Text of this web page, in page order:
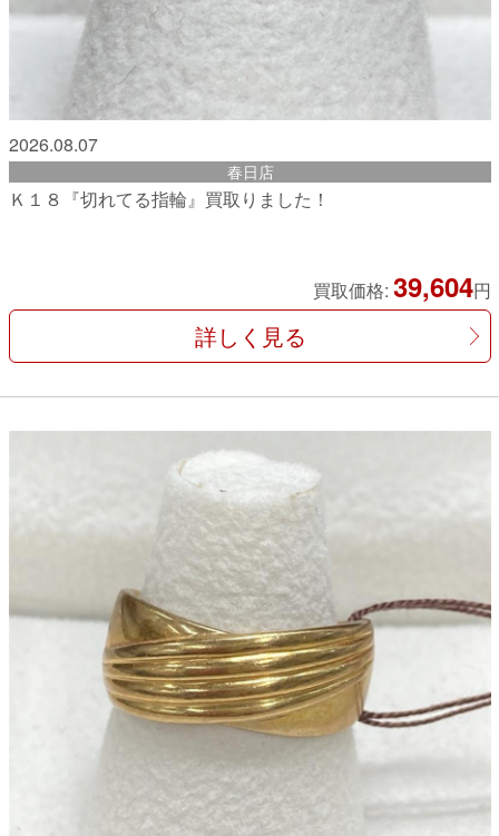
2026.08.07
春日店
Ｋ１８『切れてる指輪』買取りました！
買取価格: 39,604円
詳しく見る